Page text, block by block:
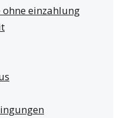
ohne einzahlung